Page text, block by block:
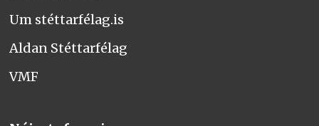
Um stéttarfélag.is
Aldan Stéttarfélag
VMF